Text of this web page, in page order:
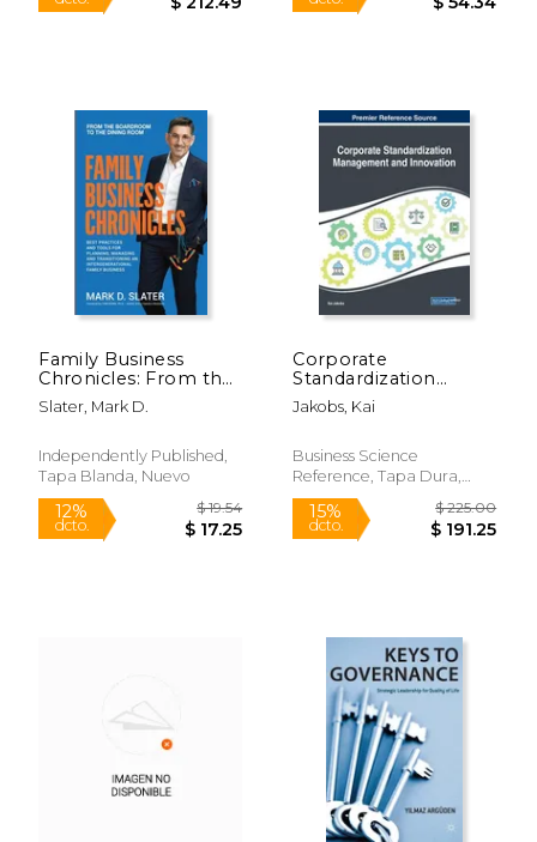
15%
dcto. $ 93.49
15%
dcto.
12%
dcto.
Family Business
Chronicles: From the
Boardroom to the
Dining Room (en
Slater, Mark D.
Independently Published,
Tapa Blanda, Nuevo
Corporate
Standardization
Management and
Innovation (en
Jakobs, Kai
Business Science
Reference, Tapa Dura,
Nuevo